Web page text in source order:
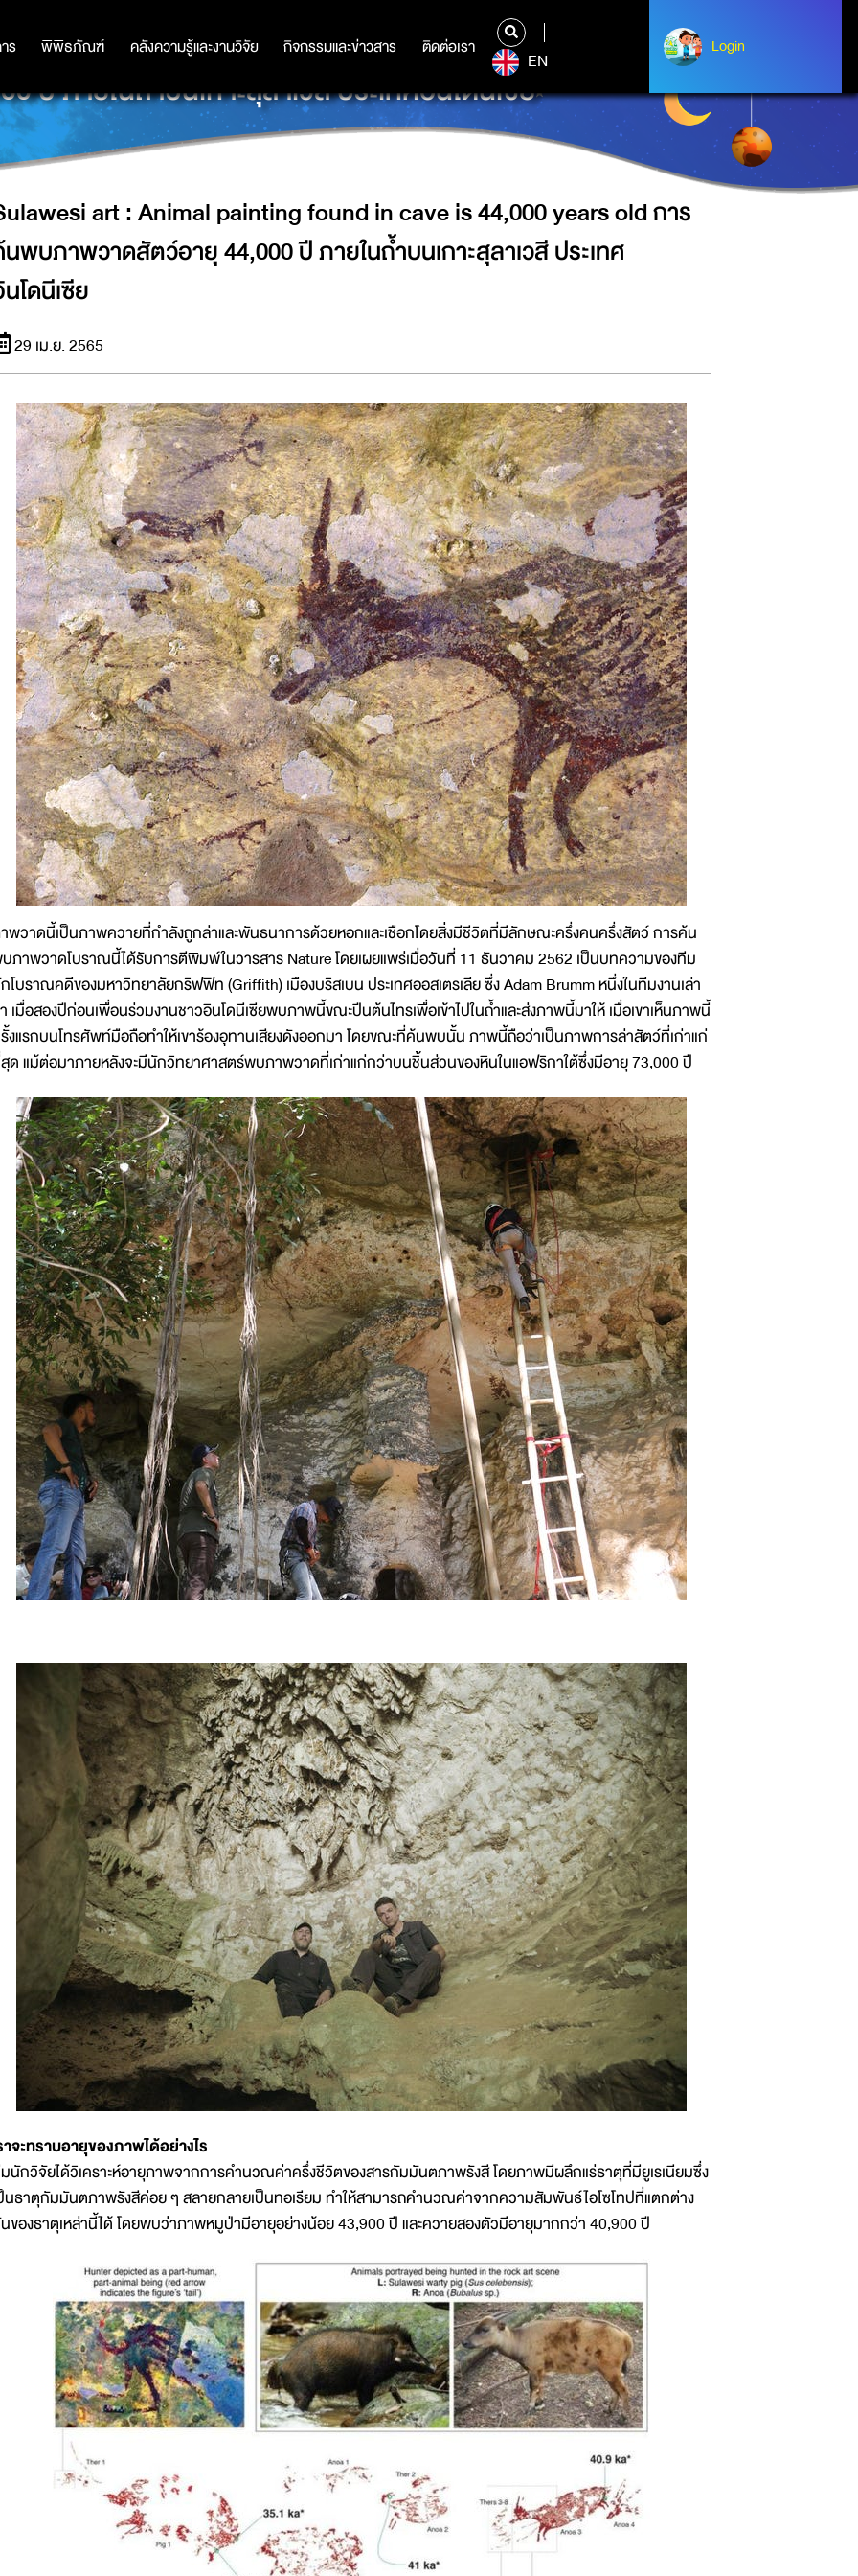
ร พิพิธภัณฑ์ คลังความรู้และงานวิจัย กิจกรรมและข่าวสาร ติดต่อเรา
ร พิพิธภัณฑ์ คลังความรู้และงานวิจัย กิจกรรมและข่าวสาร ติดต่อเรา
EN
Login
Login
FOUND IN CAVE IS 44,000 YEARS OLD การค้นพบภาพวาดสัตว์
ปี ภายในถ้ำบนเกาะสุลาเวสี ประเทศอินโดนีเซีย
art : Animal painting found in cave is 44,000 years old การ
พบภาพวาดสัตว์อายุ 44,000 ปี ภายในถ้ำบนเกาะสุลาเวสี ประเทศ
โดนีเซีย
29 เม.ย. 2565
พวาดนี้เป็นภาพควายที่กำลังถูกล่าและพันธนาการด้วยหอกและเชือกโดยสิ่งมีชีวิตที่มีลักษณะครึ่งคนครึ่งสัตว์ การค้น
ภาพวาดโบราณนี้ได้รับการตีพิมพ์ในวารสาร Nature โดยเผยแพร่เมื่อวันที่ 11 ธันวาคม 2562 เป็นบทความของทีม
โบราณคดีของมหาวิทยาลัยกริฟฟิท (Griffith) เมืองบริสเบน ประเทศออสเตรเลีย ซึ่ง Adam Brumm หนึ่งในทีมงานเล่า
เมื่อสองปีก่อนเพื่อนร่วมงานชาวอินโดนีเซียพบภาพนี้ขณะปีนต้นไทรเพื่อเข้าไปในถ้ำและส่งภาพนี้มาให้ เมื่อเขาเห็นภาพนี้
งแรกบนโทรศัพท์มือถือทำให้เขาร้องอุทานเสียงดังออกมา โดยขณะที่ค้นพบนั้น ภาพนี้ถือว่าเป็นภาพการล่าสัตว์ที่เก่าแก่
ด แม้ต่อมาภายหลังจะมีนักวิทยาศาสตร์พบภาพวาดที่เก่าแก่กว่าบนชิ้นส่วนของหินในแอฟริกาใต้ซึ่งมีอายุ 73,000 ปี
าจะทราบอายุของภาพได้อย่างไร
นักวิจัยได้วิเคราะห์อายุภาพจากการคำนวณค่าครึ่งชีวิตของสารกัมมันตภาพรังสี โดยภาพมีผลึกแร่ธาตุที่มียูเรเนียมซึ่ง
นธาตุกัมมันตภาพรังสีค่อย ๆ สลายกลายเป็นทอเรียม ทำให้สามารถคำนวณค่าจากความสัมพันธ์ไอโซโทปที่แตกต่าง
ของธาตุเหล่านี้ได้ โดยพบว่าภาพหมูป่ามีอายุอย่างน้อย 43,900 ปี และควายสองตัวมีอายุมากกว่า 40,900 ปี